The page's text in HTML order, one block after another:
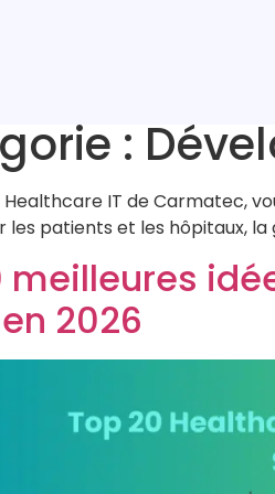
:
Healthcare IT de Carmatec,
les patients et les hôpitaux,
meilleures
2026